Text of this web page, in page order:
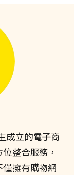
成立的電子商
整合服務，
擁有購物網